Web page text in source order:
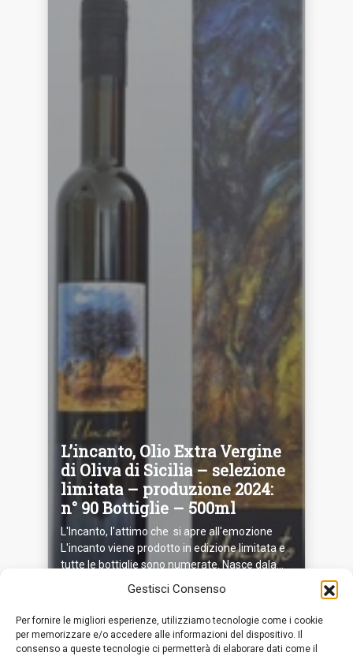
Gestisci Consenso
Per fornire le migliori esperienze, utilizziamo tecnologie come i cookie
per memorizzare e/o accedere alle informazioni del dispositivo. Il
consenso a queste tecnologie ci permetterà di elaborare dati come il
L’incanto, Olio Extra Vergine
di Oliva di Sicilia – selezione
limitata – produzione 2024:
n° 90 Bottiglie – 500ml
L'Incanto, l'attimo che si apre all'emozione
L'incanto viene prodotto in edizione limitata e
tutte le bottiglie sono numerate. Nasce dala...